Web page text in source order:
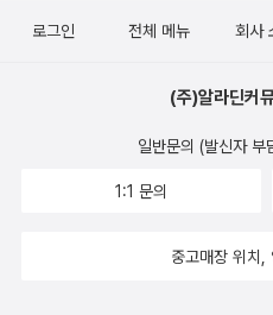
또 휭휭 부는 바람 따라 흔들리는
위를 지나가다가 멧등성이에 걸려
‘구름이 멧등성이에 앉아서 쉬는
를 부릅니다. 바람이 차면 찬 대로
겨울을 맞이하며 봄을 꿈꿉니다.
로그인 전체 메뉴 회사
(주)알라딘커
일반문의 (발신자 부
1:1 문의
중고매장 위치,